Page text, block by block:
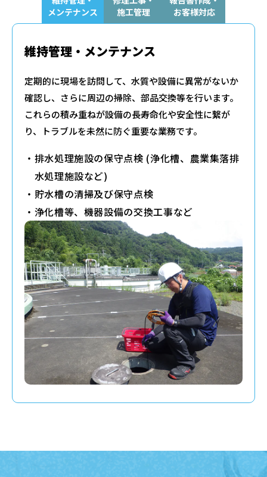
メンテナンス
施工管理
お客様対応
維持管理・メンテナンス
定期的に現場を訪問して、水質や設備に異常がないか
確認し、さらに周辺の掃除、部品交換等を行います。
これらの積み重ねが設備の長寿命化や安全性に繋が
り、トラブルを未然に防ぐ重要な業務です。
排水処理施設の保守点検 (浄化槽、農業集落排
水処理施設など)
貯水槽の清掃及び保守点検
浄化槽等、機器設備の交換工事など